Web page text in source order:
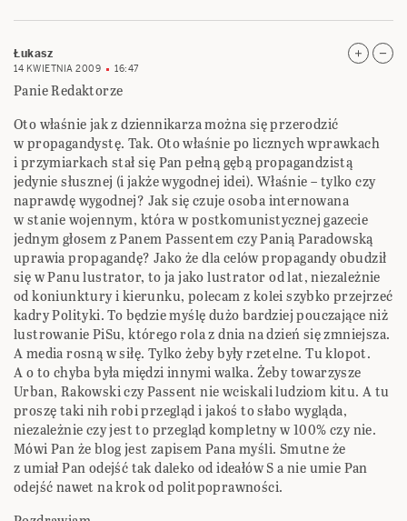
Łukasz
14 KWIETNIA 2009 16:47
Panie Redaktorze
Oto właśnie jak z dziennikarza można się przerodzić
w propagandystę. Tak. Oto właśnie po licznych wprawkach
i przymiarkach stał się Pan pełną gębą propagandzistą
jedynie słusznej (i jakże wygodnej idei). Właśnie – tylko czy
naprawdę wygodnej? Jak się czuje osoba internowana
w stanie wojennym, która w postkomunistycznej gazecie
jednym głosem z Panem Passentem czy Panią Paradowską
uprawia propagandę? Jako że dla celów propagandy obudził
się w Panu lustrator, to ja jako lustrator od lat, niezależnie
od koniunktury i kierunku, polecam z kolei szybko przejrzeć
kadry Polityki. To będzie myślę dużo bardziej pouczające niż
lustrowanie PiSu, którego rola z dnia na dzień się zmniejsza.
A media rosną w siłę. Tylko żeby były rzetelne. Tu klopot.
A o to chyba była międzi innymi walka. Żeby towarzysze
Urban, Rakowski czy Passent nie wciskali ludziom kitu. A tu
proszę taki nih robi przegląd i jakoś to słabo wygląda,
niezależnie czy jest to przegląd kompletny w 100% czy nie.
Mówi Pan że blog jest zapisem Pana myśli. Smutne że
z umiał Pan odejść tak daleko od ideałów S a nie umie Pan
odejść nawet na krok od politpoprawności.